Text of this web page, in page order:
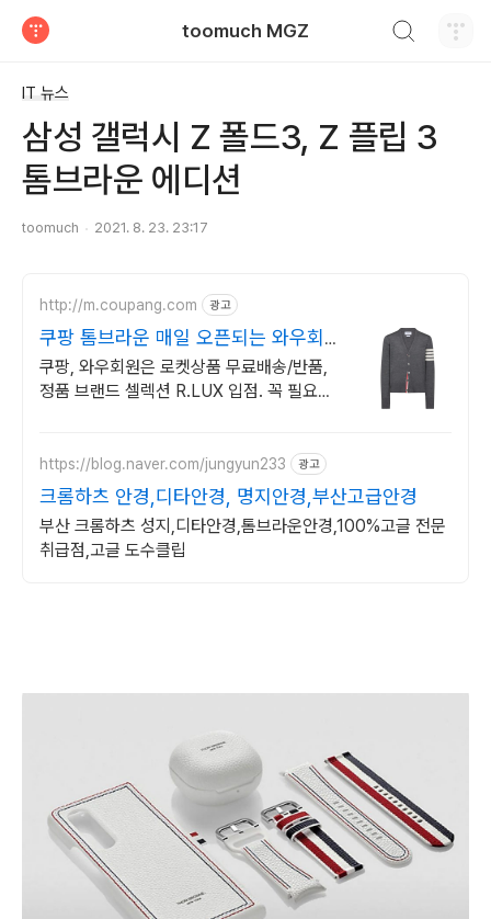
toomuch MGZ
IT 뉴스
삼성 갤럭시 Z 폴드3, Z 플립 3
톰브라운 에디션
toomuch 2021. 8. 23. 23:17
http://m.coupang.com 광고
쿠팡 톰브라운 매일 오픈되는 와우회원
특가
쿠팡, 와우회원은 로켓상품 무료배송/반품,
정품 브랜드 셀렉션 R.LUX 입점. 꼭 필요한
https://blog.naver.com/jungyun233 광고
크롬하츠 안경,디타안경, 명지안경,부산고급안경
부산 크롬하츠 성지,디타안경,톰브라운안경,100%고글 전문
취급점,고글 도수클립